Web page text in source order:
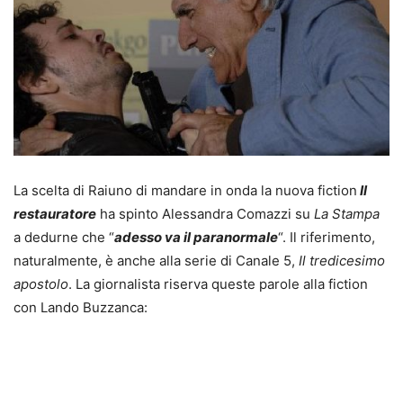
La scelta di Raiuno di mandare in onda la nuova fiction Il
restauratore ha spinto Alessandra Comazzi su La Stampa
a dedurne che “adesso va il paranormale“. Il riferimento,
naturalmente, è anche alla serie di Canale 5, Il tredicesimo
apostolo. La giornalista riserva queste parole alla fiction
con Lando Buzzanca: